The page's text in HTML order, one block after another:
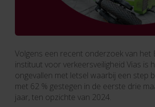
Volgens een recent onderzoek van het
instituut voor verkeersveiligheid Vias is
ongevallen met letsel waarbij een step
met 62 % gestegen in de eerste drie
jaar, ten opzichte van 2024.